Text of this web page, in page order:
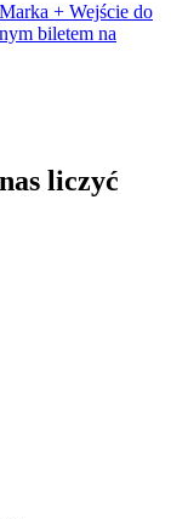
+ Wejście do
biletem na
liczyć